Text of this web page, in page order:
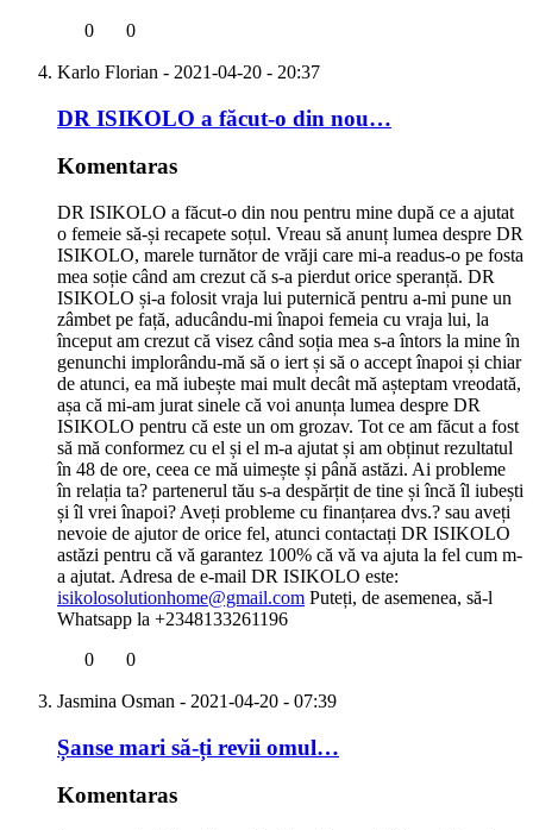
0 0
Karlo Florian - 2021-04-20 - 20:37
DR ISIKOLO a făcut-o din nou…
Komentaras
DR ISIKOLO a făcut-o din nou pentru mine după ce a ajutat
o femeie să-și recapete soțul. Vreau să anunț lumea despre DR
ISIKOLO, marele turnător de vrăji care mi-a readus-o pe fosta
mea soție când am crezut că s-a pierdut orice speranță. DR
ISIKOLO și-a folosit vraja lui puternică pentru a-mi pune un
zâmbet pe față, aducându-mi înapoi femeia cu vraja lui, la
început am crezut că visez când soția mea s-a întors la mine în
genunchi implorându-mă să o iert și să o accept înapoi și chiar
de atunci, ea mă iubește mai mult decât mă așteptam vreodată,
așa că mi-am jurat sinele că voi anunța lumea despre DR
ISIKOLO pentru că este un om grozav. Tot ce am făcut a fost
să mă conformez cu el și el m-a ajutat și am obținut rezultatul
în 48 de ore, ceea ce mă uimește și până astăzi. Ai probleme
în relația ta? partenerul tău s-a despărțit de tine și încă îl iubești
și îl vrei înapoi? Aveți probleme cu finanțarea dvs.? sau aveți
nevoie de ajutor de orice fel, atunci contactați DR ISIKOLO
astăzi pentru că vă garantez 100% că vă va ajuta la fel cum m-
a ajutat. Adresa de e-mail DR ISIKOLO este:
isikolosolutionhome@gmail.com Puteți, de asemenea, să-l
Whatsapp la +2348133261196
0
0
Jasmina Osman - 2021-04-20 - 07:39
Șanse mari să-ți revii omul…
Komentaras